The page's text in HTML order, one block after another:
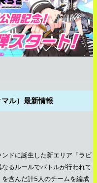
マル）最新情報
ドに誕生した新エリア「ラビ
るルールでバトルが行われて
含んだ計5人のチームを編成